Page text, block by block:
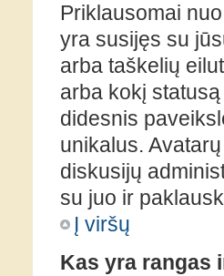
Priklausomai
yra susijęs su
arba taškelių
arba kokį
didesnis
unikalus.
diskusijų
su juo ir
Į viršų
Kas yra rangas